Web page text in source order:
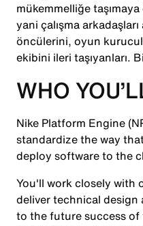
mükemmelliğe
yani çalışma
öncülerini, oyun
ekibini ileri taşıyanları.
WHO
Nike Platform Engine
standardize the way
deploy software to the
You'll work closely with
deliver technical
to the future success